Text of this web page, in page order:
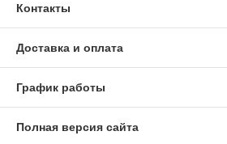
Контакты
Доставка и оплата
График работы
Полная версия сайта